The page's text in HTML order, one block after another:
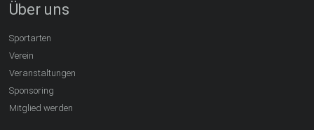
Über uns
Sportarten
Verein
Veranstaltungen
Sponsoring
Mitglied werden